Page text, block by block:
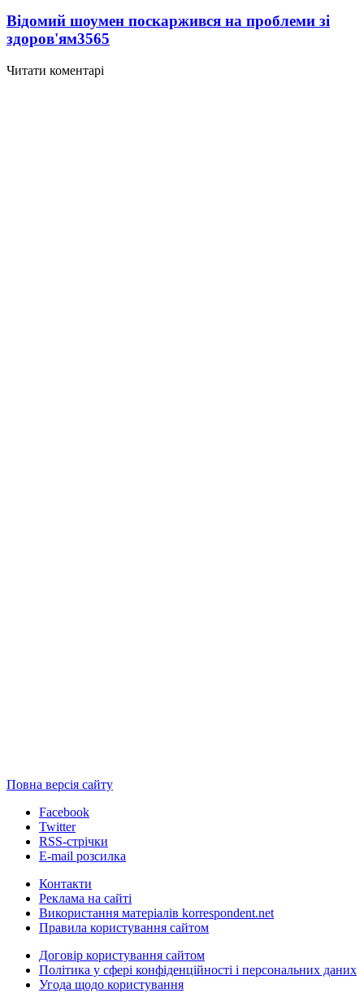
Відомий шоумен поскаржився на проблеми зі
здоров'ям3565
Читати коментарі
Повна версія сайту
Facebook
Twitter
RSS-стрічки
E-mail розсилка
Контакти
Реклама на сайті
Використання матеріалів korrespondent.net
Правила користування сайтом
Договір користування сайтом
Політика у сфері конфіденційності і персональних даних
Угода щодо користування